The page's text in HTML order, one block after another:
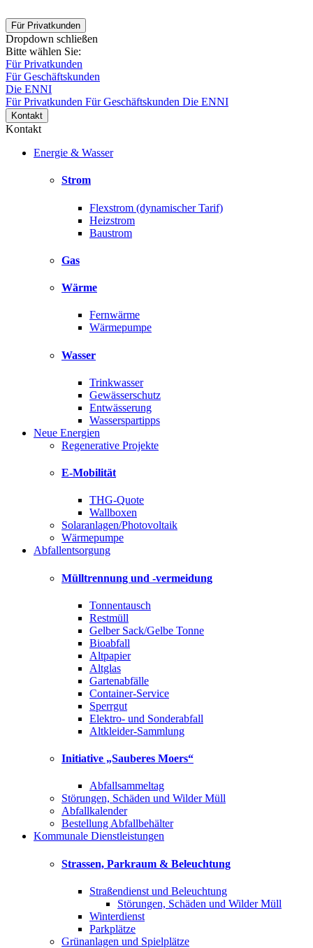
Für Privatkunden
Dropdown schließen
Bitte wählen Sie:
Für Privatkunden
Für Geschäftskunden
Die ENNI
Für Privatkunden Für Geschäftskunden Die ENNI
Kontakt
Kontakt
Energie & Wasser
Strom
Flexstrom (dynamischer Tarif)
Heizstrom
Baustrom
Gas
Wärme
Fernwärme
Wärmepumpe
Wasser
Trinkwasser
Gewässerschutz
Entwässerung
Wasserspartipps
Neue Energien
Regenerative Projekte
E-Mobilität
THG-Quote
Wallboxen
Solaranlagen/Photovoltaik
Wärmepumpe
Abfallentsorgung
Mülltrennung und -vermeidung
Tonnentausch
Restmüll
Gelber Sack/Gelbe Tonne
Bioabfall
Altpapier
Altglas
Gartenabfälle
Container-Service
Sperrgut
Elektro- und Sonderabfall
Altkleider-Sammlung
Initiative „Sauberes Moers“
Abfallsammeltag
Störungen, Schäden und Wilder Müll
Abfallkalender
Bestellung Abfallbehälter
Kommunale Dienstleistungen
Strassen, Parkraum & Beleuchtung
Straßendienst und Beleuchtung
Störungen, Schäden und Wilder Müll
Winterdienst
Parkplätze
Grünanlagen und Spielplätze